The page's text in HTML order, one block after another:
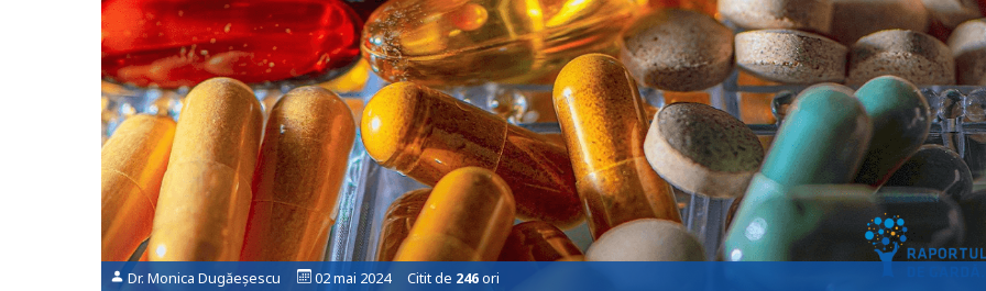
Dr. Monica Dugăeșescu 02 mai 2024 Citit de 246ori